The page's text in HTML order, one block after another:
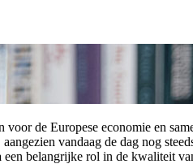
de Europese economie en
vandaag de dag nog
belangrijke rol in de kwaliteit